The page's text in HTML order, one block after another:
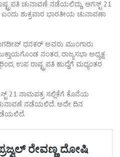
ಚುನಾವಣೆ ನಡೆಯಲಿದ್ದು, ಆಗಸ್ಟ್ 21
ಶುಕ್ರವಾರ ಭಾರತೀಯ ಚುನಾವಣಾ
ಧನಕರ್ ಅವರು ಮುಂಗಾರು
ನಂತರ, ರಾಜ್ಯಸಭಾ ಅಧ್ಯಕ್ಷ
ಉಪ ರಾಷ್ಟ್ರಪತಿ ಹುದ್ದೆಗೆ ಮಧ್ಯಂತರ
21 ನಾಮಪತ್ರ ಸಲ್ಲಿಕೆಗೆ ಕೊನೆಯ
ಚುನಾವಣೆ ನಡೆಯಲಿದೆ. ಅದೇ ದಿನ